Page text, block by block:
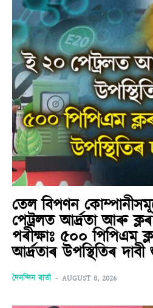
তেল বিপণন
পেট্ৰলত আৰ্দ্ৰতা আৰু
পৰীক্ষাঃ ৫০০ পিপিএম
আৰ্দ্ৰতাৰ উপস্থিতিৰ
দৈনন্দিন বাৰ্তা - AUGUST 8, 2026